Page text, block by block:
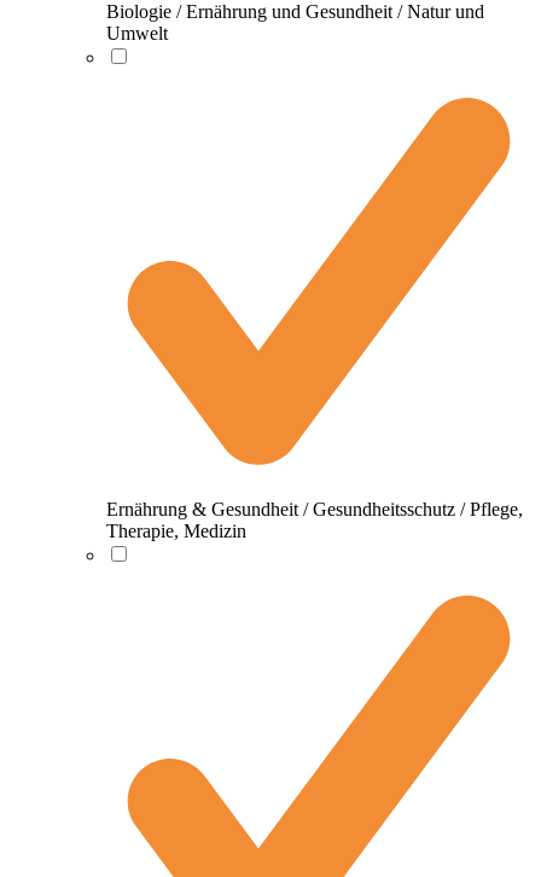
Biologie / Ernährung und Gesundheit / Natur und
Umwelt
Ernährung & Gesundheit / Gesundheitsschutz / Pflege,
Therapie, Medizin